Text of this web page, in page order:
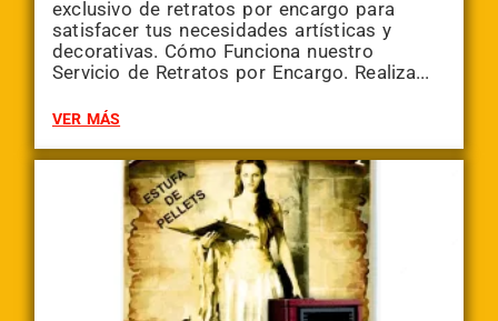
exclusivo de retratos por encargo para
satisfacer tus necesidades artísticas y
decorativas. Cómo Funciona nuestro
Servicio de Retratos por Encargo. Realiza...
VER MÁS